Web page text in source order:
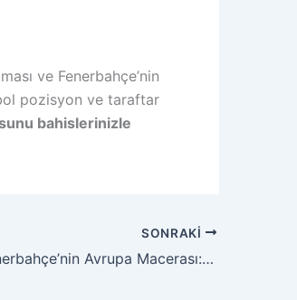
ve Fenerbahçe’nin
pozisyon ve taraftar
bahislerinizle
SONRAKI
Fenerbahçe’nin Avrupa Macerası: Zorlu Nottingham Forest Sınavı